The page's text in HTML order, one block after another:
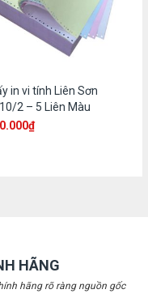
in vi tính Liên Sơn
2 – 5 Liên Màu
₫
HÃNG
hãng rõ ràng nguồn gốc